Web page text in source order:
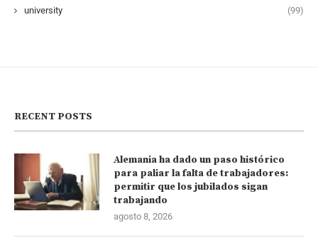
university (99)
RECENT POSTS
Alemania ha dado un paso histórico
para paliar la falta de trabajadores:
permitir que los jubilados sigan
trabajando
agosto 8, 2026